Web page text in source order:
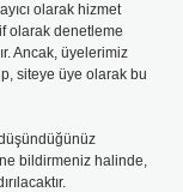
olarak hizmet
olarak denetleme
Ancak, üyelerimiz
siteye üye olarak bu
bildirmeniz halinde,